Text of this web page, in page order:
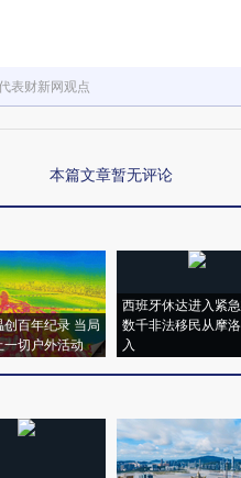
表财新网观点
本篇文章暂无评论
创百年纪录 当局
一切户外活动
西班牙休达进入紧
数千非法移民从摩
入